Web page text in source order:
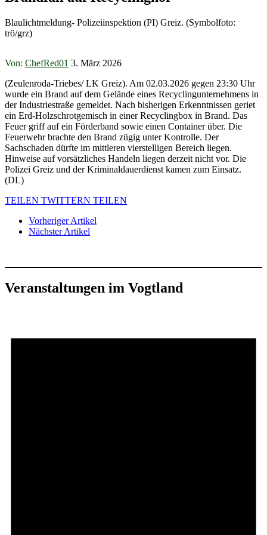
Blaulichtmeldung- Polizeiinspektion (PI) Greiz. (Symbolfoto:
trö/grz)
Von: ChefRed01 3. März 2026
(Zeulenroda-Triebes/ LK Greiz). Am 02.03.2026 gegen 23:30 Uhr
wurde ein Brand auf dem Gelände eines Recyclingunternehmens in
der Industriestraße gemeldet. Nach bisherigen Erkenntnissen geriet
ein Erd-Holzschrotgemisch in einer Recyclingbox in Brand. Das
Feuer griff auf ein Förderband sowie einen Container über. Die
Feuerwehr brachte den Brand zügig unter Kontrolle. Der
Sachschaden dürfte im mittleren vierstelligen Bereich liegen.
Hinweise auf vorsätzliches Handeln liegen derzeit nicht vor. Die
Polizei Greiz und der Kriminaldauerdienst kamen zum Einsatz.
(DL)
TEILEN TWITTERN TEILEN
Vorheriger Artikel
Nächster Artikel
Veranstaltungen im Vogtland